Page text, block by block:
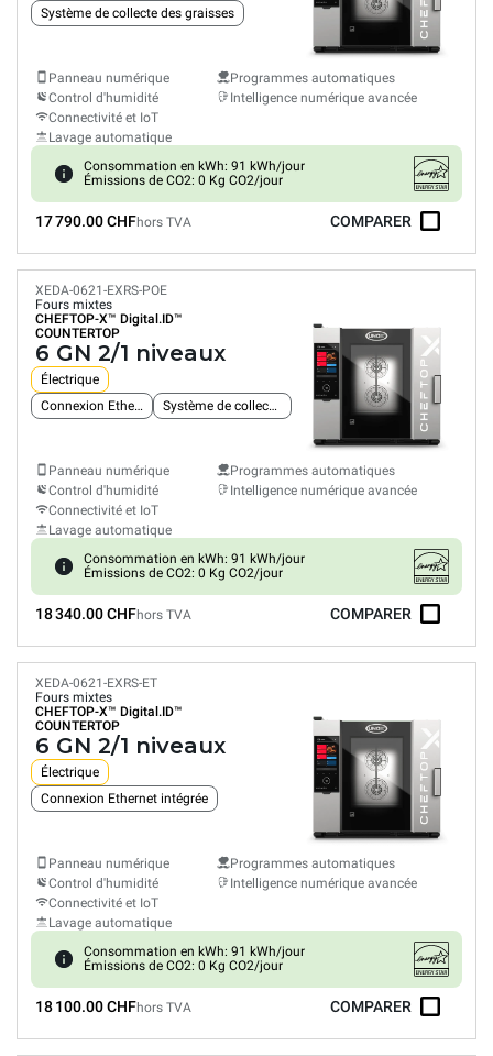
Système de collecte des graisses
Panneau numérique
Control d'humidité
Connectivité et IoT
Lavage automatique
Programmes automatiques
Intelligence numérique avancée
Consommation en kWh: 91 kWh/jour
Émissions de CO2: 0 Kg CO2/jour
17 790.00 CHFhors TVA COMPARER
XEDA-0621-EXRS-POE
Fours mixtes
CHEFTOP-X™ Digital.ID™
COUNTERTOP
6 GN 2/1 niveaux
Électrique
Connexion Ethernet intégrée
Système de collecte des graisses
Panneau numérique
Control d'humidité
Connectivité et IoT
Lavage automatique
Programmes automatiques
Intelligence numérique avancée
Consommation en kWh: 91 kWh/jour
Émissions de CO2: 0 Kg CO2/jour
18 340.00 CHFhors TVA COMPARER
XEDA-0621-EXRS-ET
Fours mixtes
CHEFTOP-X™ Digital.ID™
COUNTERTOP
6 GN 2/1 niveaux
Électrique
Connexion Ethernet intégrée
Panneau numérique
Control d'humidité
Connectivité et IoT
Lavage automatique
Programmes automatiques
Intelligence numérique avancée
Consommation en kWh: 91 kWh/jour
Émissions de CO2: 0 Kg CO2/jour
18 100.00 CHFhors TVA COMPARER